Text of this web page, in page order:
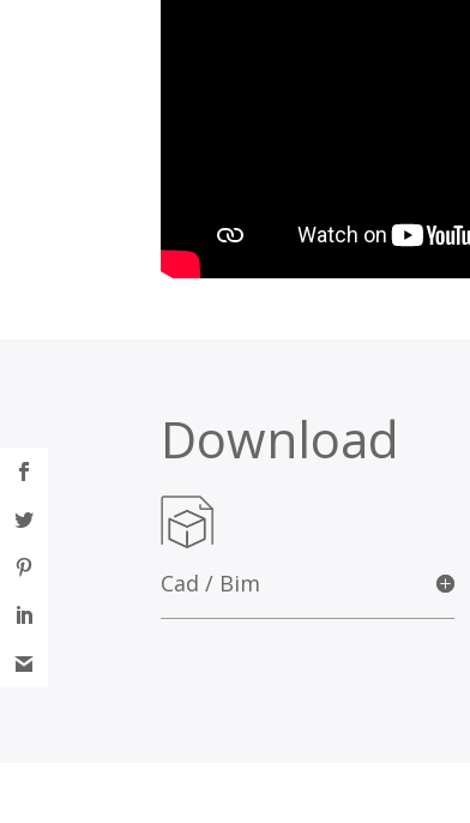
Download
Cad / Bim